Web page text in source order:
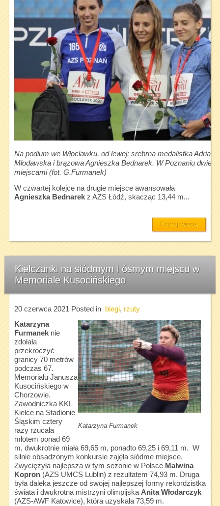
Na podium we Włocławku, od lewej: srebrna medalistka
Młodawska i brązowa Agnieszka Bednarek. W Poznaniu dwie
miejscami (fot. G.Furmanek)
W czwartej kolejce na drugie miejsce awansowała
Agnieszka Bednarekz AZS Łódź, skacząc 13,44 m...
Czytaj więcej
Kielczanki na siódmym i ósmym miejscu w
Memoriale Kusocińskiego
20 czerwca 2021 Posted in biegi, rzuty
Katarzyna Furmanek
Katarzyna
Furmaneknie
zdołała
przekroczyć
granicy 70 metrów
podczas 67.
Memoriału Janusza
Kusocińskiego w
Chorzowie.
Zawodniczka KKL
Kielce na Stadionie
Śląskim cztery
razy rzucała
młotem ponad 69
m, dwukrotnie miała 69,65 m, ponadto 69,25 i 69,11 m. W
silnie obsadzonym konkursie zajęła siódme miejsce.
Zwyciężyła najlepsza w tym sezonie w Polsce Malwina
Kopron(AZS UMCS Lublin) z rezultatem 74,93 m. Druga
była daleka jeszcze od swojej najlepszej formy rekordzistka
świata i dwukrotna mistrzyni olimpijska Anita Włodarczyk
(AZS-AWF Katowice), która uzyskała 73,59 m.